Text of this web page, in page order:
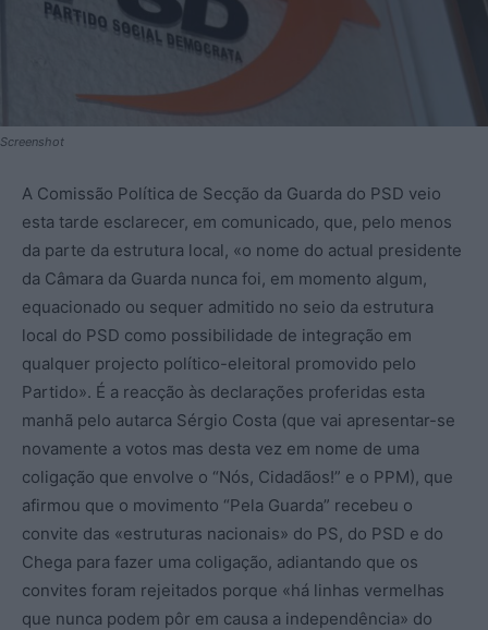
Screenshot
A Comissão Política de Secção da Guarda do PSD veio
esta tarde esclarecer, em comunicado, que, pelo menos
da parte da estrutura local, «o nome do actual presidente
da Câmara da Guarda nunca foi, em momento algum,
equacionado ou sequer admitido no seio da estrutura
local do PSD como possibilidade de integração em
qualquer projecto político-eleitoral promovido pelo
Partido». É a reacção às declarações proferidas esta
manhã pelo autarca Sérgio Costa (que vai apresentar-se
novamente a votos mas desta vez em nome de uma
coligação que envolve o “Nós, Cidadãos!” e o PPM), que
afirmou que o movimento “Pela Guarda” recebeu o
convite das «estruturas nacionais» do PS, do PSD e do
Chega para fazer uma coligação, adiantando que os
convites foram rejeitados porque «há linhas vermelhas
que nunca podem pôr em causa a independência» do